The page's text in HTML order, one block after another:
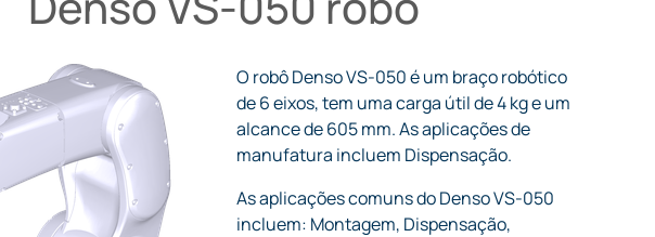
O robô Denso VS-050 é um braço robótico
de 6 eixos, tem uma carga útil de 4 kg e um
alcance de 605 mm. As aplicações de
manufatura incluem Dispensação.
As aplicações comuns do Denso VS-050
incluem: Montagem, Dispensação,